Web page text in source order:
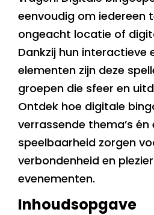
eenvoudig om iedereen
ongeacht locatie of
Dankzij hun interactieve
elementen zijn deze
groepen die sfeer en
Ontdek hoe digitale
verrassende thema’s én
speelbaarheid zorgen
verbondenheid en
evenementen.
Inhoudsopgave